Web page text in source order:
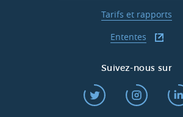
Tarifs et rapports
Ententes
Suivez-nous sur